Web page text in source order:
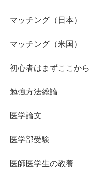
マッチング（日本）
マッチング（米国）
初心者はまずここから
勉強方法総論
医学論文
医学部受験
医師医学生の教養